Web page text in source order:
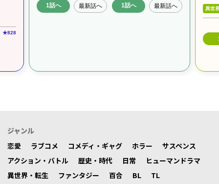
★828
1話へ 最新話へ 1話へ 最新話へ 異世
ジャンル
恋愛
ラブコメ コメディ・ギャグ ホラー
サスペンス
アクション・バトル
歴史・時代 日常
ヒューマンドラマ
異世界・転生
ファンタジー 百合 BL
TL